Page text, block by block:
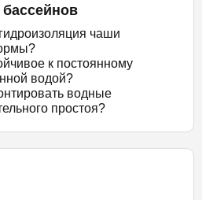
чаши
к постоянному
водой?
водные
простоя?